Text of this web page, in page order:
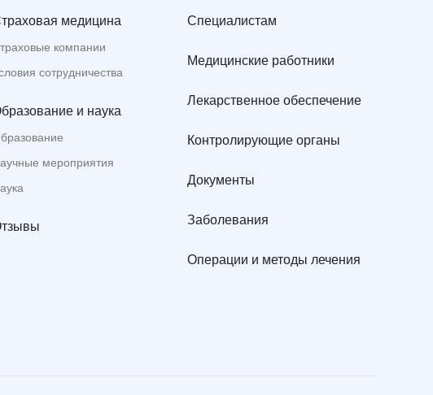
медицина
компании
сотрудничества
и наука
мероприятия
Специалистам
Медицинские работники
Лекарственное обеспечение
Контролирующие органы
Документы
Заболевания
Операции и методы лечения